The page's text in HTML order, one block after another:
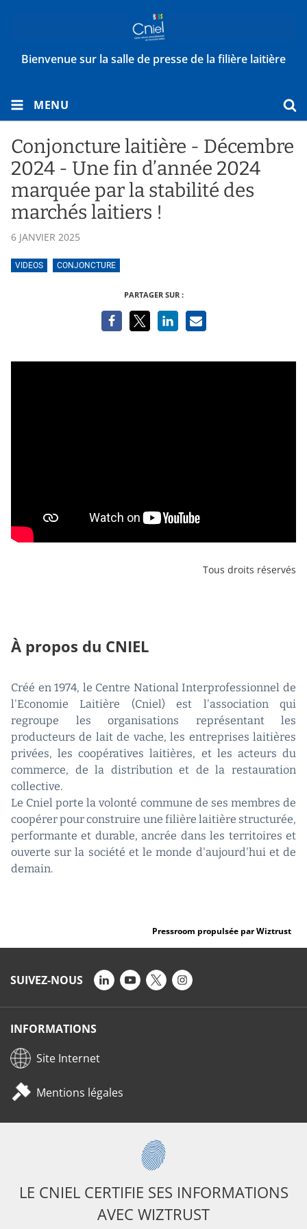
Bienvenue sur la salle de presse de la filière laitière
MENU
Conjoncture laitière - Décembre
2024 - Une fin d’année 2024
marquée par la stabilité des
marchés laitiers !
6 JANVIER 2025
VIDEOS CONJONCTURE
PARTAGER SUR :
Tous droits réservés
À propos du CNIEL
Créé en 1974, le Centre National Interprofessionnel de
l'Economie Laitière (Cniel) est l'association qui
regroupe les organisations représentant les
producteurs de lait de vache, les entreprises laitières
privées, les coopératives laitières, et les acteurs du
commerce, de la distribution et de la restauration
collective.
Le Cniel porte la volonté commune de ses membres de
coopérer pour construire une filière laitière structurée,
performante et durable, ancrée dans les territoires et
ouverte sur la société et le monde d'aujourd'hui et de
demain.
Pressroom propulsée par Wiztrust
SUIVEZ-NOUS
INFORMATIONS
Site Internet
Mentions légales
LE CNIEL CERTIFIE SES INFORMATIONS
AVEC WIZTRUST